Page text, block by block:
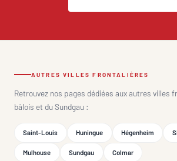
AUTRES VILLES FRONTALIÈRES
Retrouvez nos pages dédiées aux autres villes
bâlois et du Sundgau :
Saint-Louis Huningue Hégenheim
Mulhouse Sundgau Colmar